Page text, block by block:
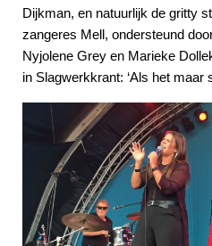
Dijkman, en natuurlijk de gritty
zangeres Mell, ondersteund
Nyjolene Grey en Marieke
in Slagwerkkrant: ‘Als het maar